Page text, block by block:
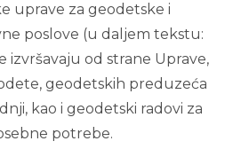
uprave za geodetske i
poslove (u daljem tekstu:
izvršavaju od strane Uprave,
geodetskih preduzeća
kao i geodetski radovi za
potrebe.